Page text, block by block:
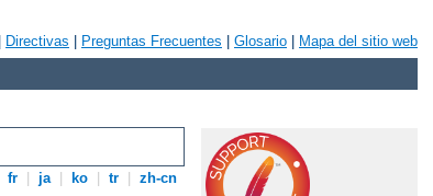
Directivas Preguntas Frecuentes Glosario Mapa del sitio web
fr ja ko tr zh-cn